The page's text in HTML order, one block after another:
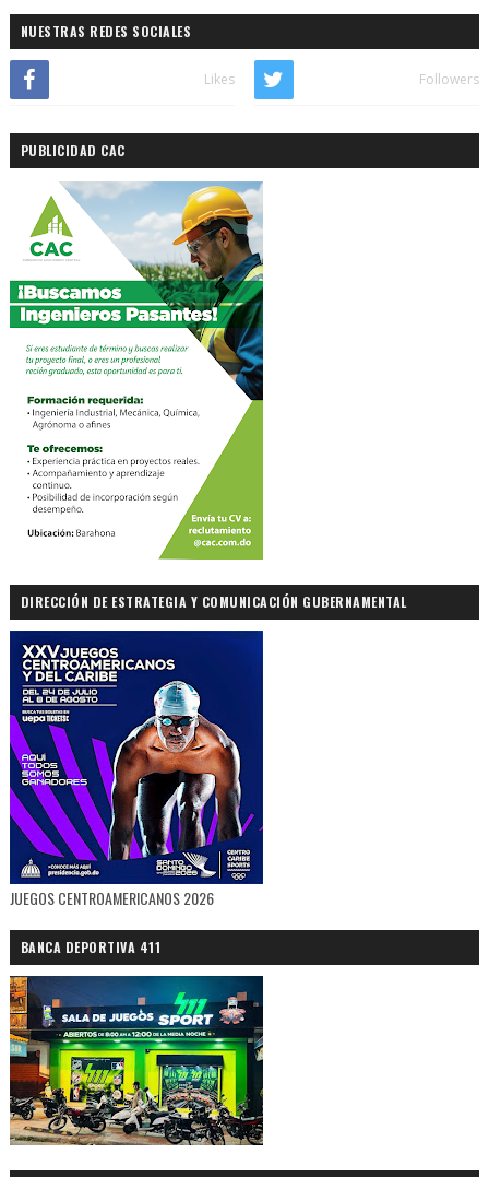
NUESTRAS REDES SOCIALES
Likes Followers
PUBLICIDAD CAC
DIRECCIÓN DE ESTRATEGIA Y COMUNICACIÓN GUBERNAMENTAL
JUEGOS CENTROAMERICANOS 2026
BANCA DEPORTIVA 411